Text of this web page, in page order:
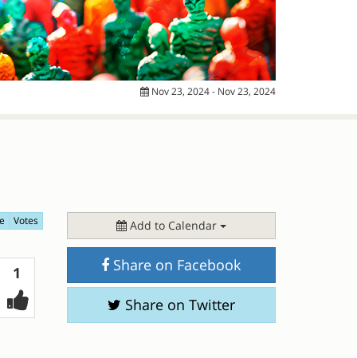
Nov 23, 2024 - Nov 23, 2024
Votes
1
Add to Calendar
Share on Facebook
Share on Twitter